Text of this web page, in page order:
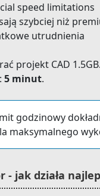
speed limitations
szybciej niż
utrudnienia
projekt CAD
5 minut.
godzinowy
maksymalnego
jak działa